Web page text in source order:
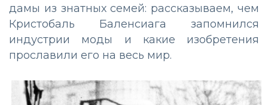
дамы из знатных семей: рассказываем, чем
Кристобаль Баленсиага запомнился
индустрии моды и какие изобретения
прославили его на весь мир.